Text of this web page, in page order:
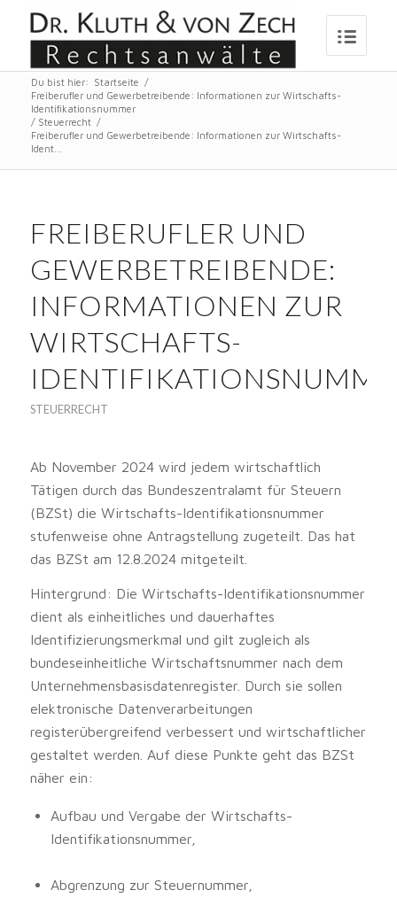
Du bist hier: Startseite
/
Freiberufler und Gewerbetreibende: Informationen zur Wirtschafts-
Identifikationsnummer
/ Steuerrecht /
Freiberufler und Gewerbetreibende: Informationen zur Wirtschafts-
Ident...
FREIBERUFLER UND
GEWERBETREIBENDE:
INFORMATIONEN ZUR
WIRTSCHAFTS-
STEUERRECHT
Ab November 2024 wird jedem wirtschaftlich
Tätigen durch das Bundeszentralamt für Steuern
(BZSt) die Wirtschafts-Identifikationsnummer
stufenweise ohne Antragstellung zugeteilt. Das hat
das BZSt am 12.8.2024 mitgeteilt.
Hintergrund: Die Wirtschafts-Identifikationsnummer
dient als einheitliches und dauerhaftes
Identifizierungsmerkmal und gilt zugleich als
bundeseinheitliche Wirtschaftsnummer nach dem
Unternehmensbasisdatenregister. Durch sie sollen
elektronische Datenverarbeitungen
registerübergreifend verbessert und wirtschaftlicher
gestaltet werden. Auf diese Punkte geht das BZSt
näher ein:
Aufbau und Vergabe der Wirtschafts-
Identifikationsnummer,
Abgrenzung zur Steuernummer,